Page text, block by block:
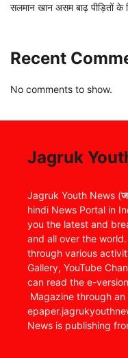
सलमान खान असम बाढ़ पीड़ितों के
Recent
No comments to show.
Jagruk
Jagruk Youth News (
hindi News Portal in
you the latest and
and all over the
through various
Gallery, YouTube
can read the e-
Magazine through
News is publishing